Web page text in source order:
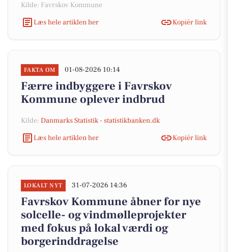
Kilde: Favrskov Kommune
Læs hele artiklen her
Kopiér link
FAKTA OM 01-08-2026 10:14
Færre indbyggere i Favrskov
Kommune oplever indbrud
Kilde: Danmarks Statistik - statistikbanken.dk
Læs hele artiklen her
Kopiér link
LOKALT NYT 31-07-2026 14:36
Favrskov Kommune åbner for nye
solcelle- og vindmølleprojekter
med fokus på lokal værdi og
borgerinddragelse